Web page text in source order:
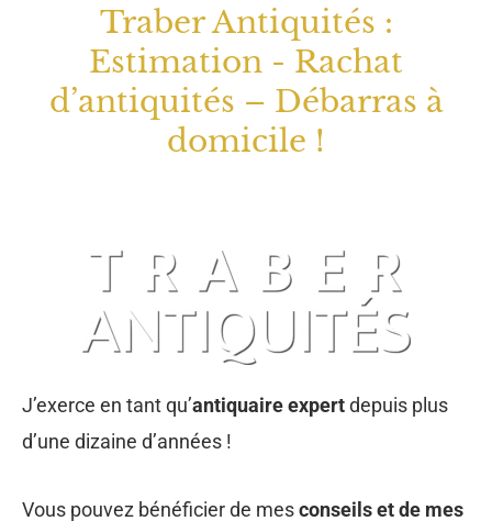
Traber Antiquités :
Estimation - Rachat
d’antiquités – Débarras à
domicile !
J’exerce en tant qu’antiquaire expertdepuis plus
d’une dizaine d’années !
Vous pouvez bénéficier de mesconseils et de mes